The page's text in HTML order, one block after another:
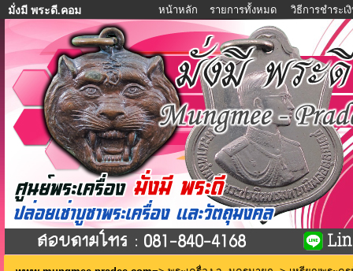
มั่งมี พระดี.คอม หน้าหลัก รายการทั้งหมด วิธีการชำระเ